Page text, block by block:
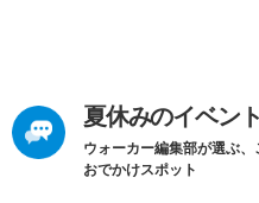
夏休みのイベン
ウォーカー編集部が選ぶ
おでかけスポット